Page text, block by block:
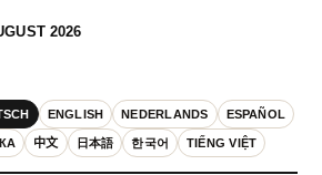
2026
ENGLISH NEDERLANDS ESPAÑOL
中文 日本語 한국어 TIẾNG VIỆT